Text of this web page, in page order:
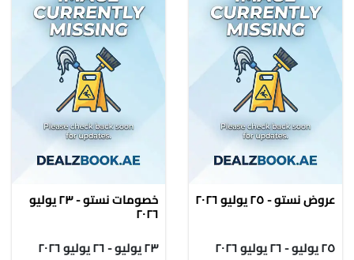
عروض نستو - ٢٥ يوليو ٢٠٢٦
٢٥ يوليو - ٢٦ يوليو ٢٠٢٦
خصومات نستو - ٢٣ يوليو
٢٠٢٦
٢٣ يوليو - ٢٦ يوليو ٢٠٢٦